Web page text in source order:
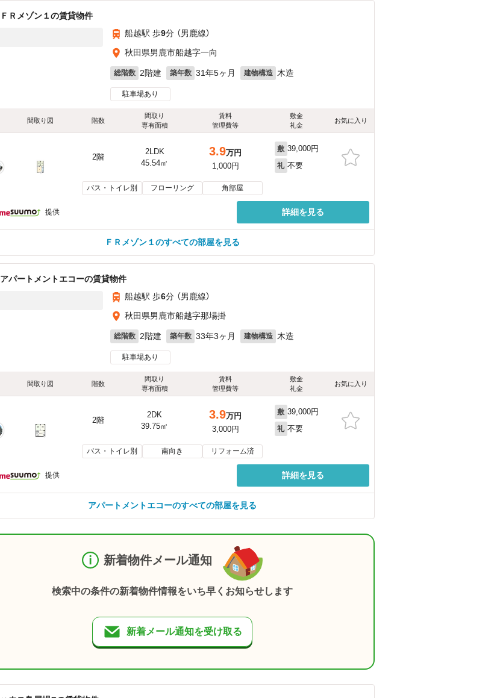
ＦＲメゾン１の賃貸物件
船越駅 歩9分 （男鹿線）
秋田県男鹿市船越字一向
総階数 2階建 築年数 31年5ヶ月 建物構造 木造
駐車場あり
間取り図 階数
間取り
専有面積
賃料
管理費等
敷金
礼金
お気に入り
2階
2LDK
45.54㎡
3.9万円
1,000円
敷 39,000円
礼 不要
バス・トイレ別 フローリング 角部屋
提供 詳細を見る
ＦＲメゾン１のすべての部屋を見る
アパートメントエコーの賃貸物件
船越駅 歩6分 （男鹿線）
秋田県男鹿市船越字那場掛
総階数 2階建 築年数 33年3ヶ月 建物構造 木造
駐車場あり
間取り図 階数
間取り
専有面積
賃料
管理費等
敷金
礼金
お気に入り
2階
2DK
39.75㎡
3.9万円
3,000円
敷 39,000円
礼 不要
バス・トイレ別 南向き リフォーム済
提供 詳細を見る
アパートメントエコーのすべての部屋を見る
新着物件メール通知
検索中の条件の新着物件情報をいち早くお知らせします
新着メール通知を受け取る